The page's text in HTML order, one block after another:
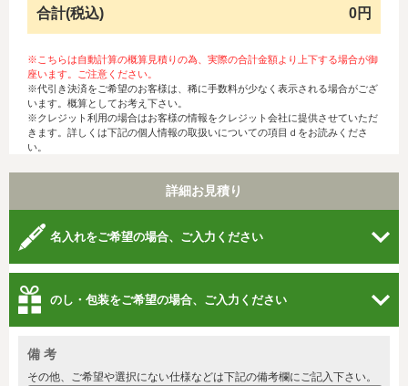
合計(税込) 0円
※こちらは自動計算の概算見積りの為、実際の合計金額より上下する場合が御
座います。ご注意ください。
※代引き決済をご希望のお客様は、稀に手数料が少なく表示される場合がござ
います。概算としてお考え下さい。
※クレジット利用の場合はお客様の情報をクレジット会社に提供させていただ
きます。詳しくは下記の個人情報の取扱いについての項目ｄをお読みくださ
い。
詳細お見積り
名入れをご希望の場合、ご入力ください
のし・包装をご希望の場合、ご入力ください
備 考
その他、ご希望や選択にない仕様などは下記の備考欄にご記入下さい。